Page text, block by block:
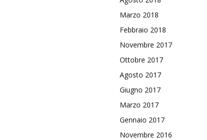
Marzo 2018
Febbraio 2018
Novembre 2017
Ottobre 2017
Agosto 2017
Giugno 2017
Marzo 2017
Gennaio 2017
Novembre 2016